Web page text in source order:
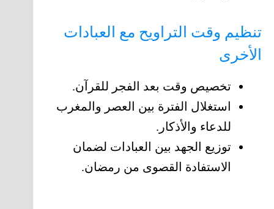
تنظيم وقت التراويح مع العبادات
الأخرى
تخصيص وقت بعد الفجر للقرآن.
استغلال الفترة بين العصر والمغرب
للدعاء والأذكار.
توزيع الجهد بين العبادات لضمان
الاستفادة القصوى من رمضان.